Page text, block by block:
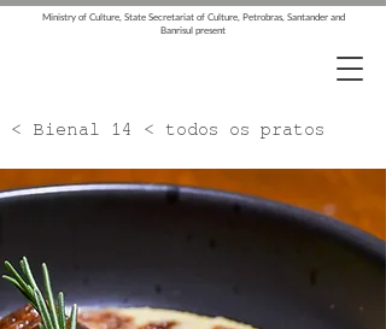
Ministry of Culture, State Secretariat of Culture, Petrobras, Santander and
Banrisul present
< Bienal 14 < todos os pratos